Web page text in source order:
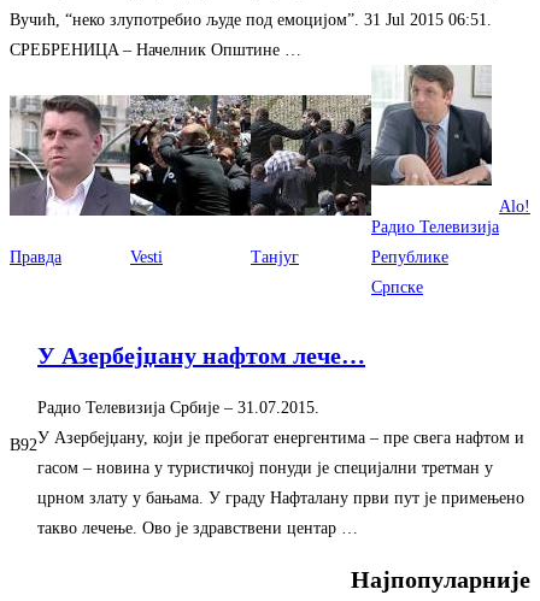
Вучић, “неко злупотребио људе под емоциjом”. 31 Jul 2015 06:51.
СРEБРEНИЦA – Начелник Oпштине …
Правда Vesti Танјуг
Радио Телевизија
Републике
Српске
Alo!
B92
У Азербејџану нафтом лече…
Радио Телевизија Србије – ‎31.07.2015.‎
У Азербејџану, који је пребогат енергентима – пре свега нафтом и
гасом – новина у туристичкој понуди је специјални третман у
црном злату у бањама. У граду Нафталану први пут је примењено
такво лечење. Ово је здравствени центар …
Најпопуларније